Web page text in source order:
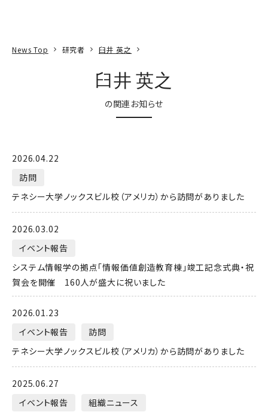
News Top 研究者 臼井 英之
臼井 英之
の関連お知らせ
2026.04.22
訪問
テネシー大学ノックスビル校（アメリカ）から訪問がありました
2026.03.02
イベント報告
システム情報学の拠点「情報価値創造教育棟」竣工記念式典・祝
賀会を開催 160人が盛大に祝いました
2026.01.23
イベント報告
訪問
テネシー大学ノックスビル校（アメリカ）から訪問がありました
2025.06.27
イベント報告
組織ニュース